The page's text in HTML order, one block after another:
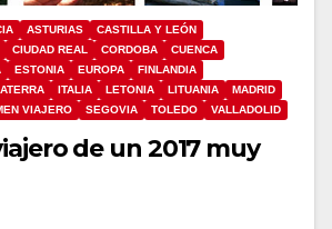
ASTURIAS
CASTILLA Y LEÓN
CIUDAD REAL CORDOBA
CUENCA
ESTONIA EUROPA
FINLANDIA
ITALIA LETONIA LITUANIA
MADRID
VIAJERO SEGOVIA TOLEDO VALLADOLID
de un 2017 muy